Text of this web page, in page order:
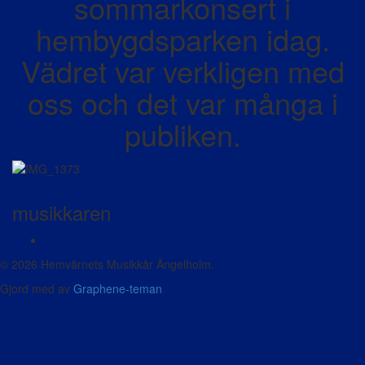
hembygdsparken idag.
Vädret var verkligen med
oss och det var många i
publiken.
musikkaren
© 2026 Hemvärnets Musikkår Ängelholm.
Gjord med av Graphene-teman